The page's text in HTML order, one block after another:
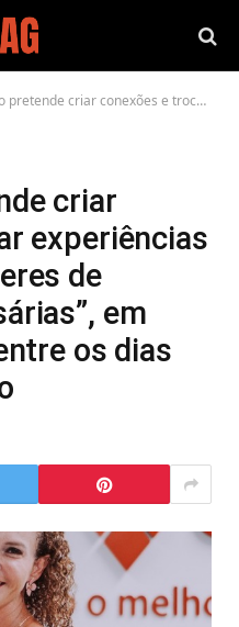
trocar experiências no “Summit: Líderes de Famílias Empresárias”, em Punta del Este, entre os dias 11 e 14 de março
criar
experiências
de
em
os dias